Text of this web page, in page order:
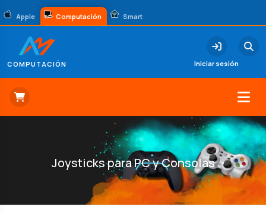
Apple Computación Smart
COMPUTACIÓN Iniciar sesión
Joysticks para PC y Consolas